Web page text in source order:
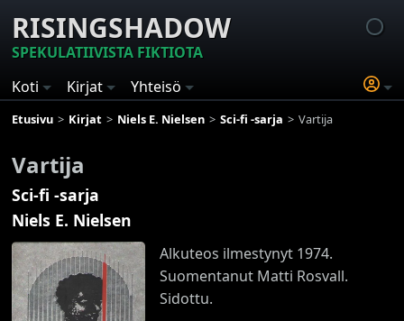
RISINGSHADOW
SPEKULATIIVISTA FIKTIOTA
Koti
Kirjat Yhteisö
Etusivu Kirjat Niels E. Nielsen Sci-fi -sarja Vartija
Vartija
Sci-fi -sarja
Niels E. Nielsen
Alkuteos ilmestynyt 1974.
Suomentanut Matti Rosvall.
Sidottu.